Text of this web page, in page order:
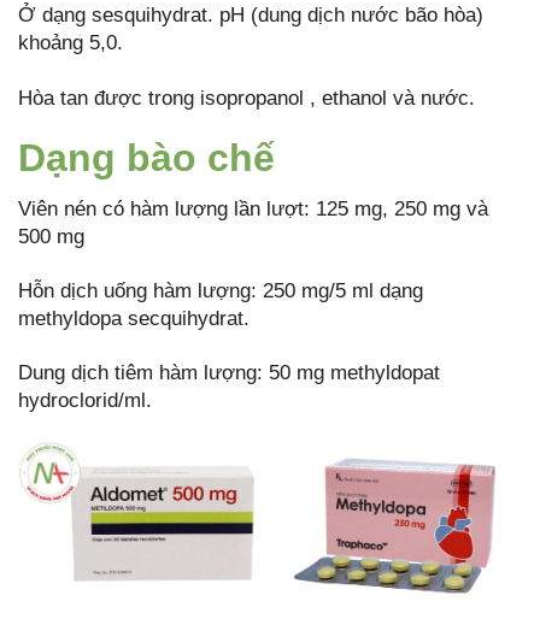
Ở dạng sesquihydrat. pH (dung dịch nước bão hòa)
khoảng 5,0.
Hòa tan được trong isopropanol , ethanol và nước.
Dạng bào chế
Viên nén có hàm lượng lần lượt: 125 mg, 250 mg và
500 mg
Hỗn dịch uống hàm lượng: 250 mg/5 ml dạng
methyldopa secquihydrat.
Dung dịch tiêm hàm lượng: 50 mg methyldopat
hydroclorid/ml.